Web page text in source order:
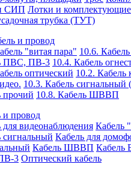
СИП Лотки и комплектующие
трубка (ТУТ)
и провод
"витая пара" 10.6.
ПВС, ПВ-3 10.4. Кабель
оптический 10.2. Кабель
10.3. Кабель
прочий 10.8. Кабель ШВВП
и провод
для видеонаблюдения Кабель
сигнальный Кабель для
Кабель ШВВП Кабель
3 Оптический кабель